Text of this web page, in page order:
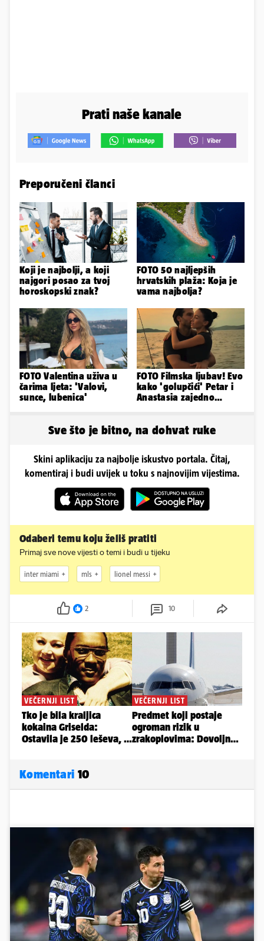
Prati naše kanale
Preporučeni članci
Koji je najbolji, a koji
najgori posao za tvoj
horoskopski znak?
FOTO 50 najljepših
hrvatskih plaža: Koja je
vama najbolja?
FOTO Valentina uživa u
čarima ljeta: 'Valovi,
sunce, lubenica'
FOTO Filmska ljubav! Evo
kako 'golupčići' Petar i
Anastasia zajedno
Sve što je bitno, na dohvat ruke
Skini aplikaciju za najbolje iskustvo portala. Čitaj,
komentiraj i budi uvijek u toku s najnovijim vijestima.
Odaberi temu koju želiš pratiti
Primaj sve nove vijesti o temi i budi u tijeku
inter miami mls lionel messi
2 10
Komentari 10